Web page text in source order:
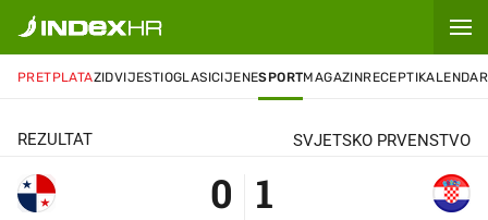
PRETPLATAZIDVIJESTIOGLASICIJENESPORTMAGAZINRECEPTIKALENDAR
REZULTAT SVJETSKO PRVENSTVO
0 1